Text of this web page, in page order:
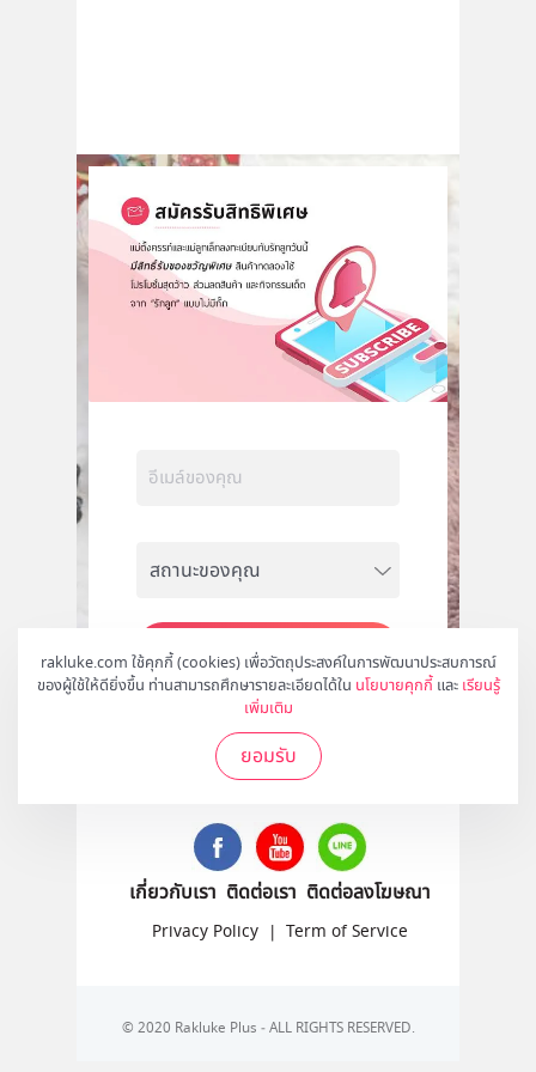
rakluke.com ใช้คุกกี้ (cookies) เพื่อวัตถุประสงค์ในการพัฒนาประสบการณ์
ของผู้ใช้ให้ดียิ่งขึ้น ท่านสามารถศึกษารายละเอียดได้ใน นโยบายคุกกี้ และ เรียนรู้
เพิ่มเติม
ยอมรับ
สมัคร
ติดตามเราได้ที่
เกี่ยวกับเรา ติดต่อเรา ติดต่อลงโฆษณา
Privacy Policy | Term of Service
© 2020 Rakluke Plus - ALL RIGHTS RESERVED.